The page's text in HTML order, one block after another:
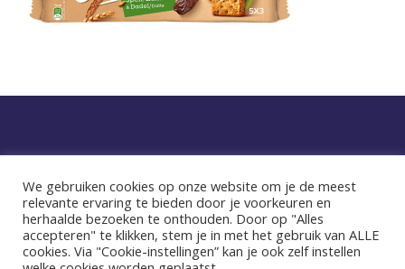
facebook instagram
We gebruiken cookies op onze website om je de meest
relevante ervaring te bieden door je voorkeuren en
herhaalde bezoeken te onthouden. Door op "Alles
accepteren" te klikken, stem je in met het gebruik van ALLE
cookies. Via "Cookie-instellingen” kan je ook zelf instellen